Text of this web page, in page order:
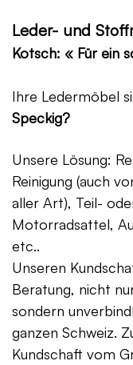
Leder- und
Kotsch: « Für ein
Ihre Ledermöbel
Speckig?
Unsere Lösung:
Reinigung (auch
aller Art), Teil-
Motorradsattel,
etc..
Unseren
Beratung, nicht
sondern
ganzen Schweiz.
Kundschaft vom